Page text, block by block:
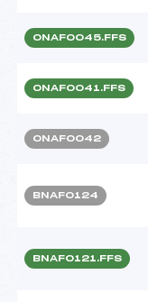
ONAF0045.FFS
ONAF0041.FFS
ONAF0042
BNAF0124
BNAF0121.FFS